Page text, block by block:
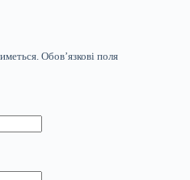
Обов’язкові поля